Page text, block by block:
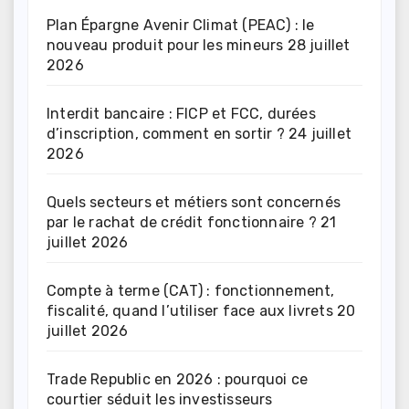
Plan Épargne Avenir Climat (PEAC) : le
nouveau produit pour les mineurs 28 juillet
2026
Interdit bancaire : FICP et FCC, durées
d’inscription, comment en sortir ? 24 juillet
2026
Quels secteurs et métiers sont concernés
par le rachat de crédit fonctionnaire ? 21
juillet 2026
Compte à terme (CAT) : fonctionnement,
fiscalité, quand l’utiliser face aux livrets 20
juillet 2026
Trade Republic en 2026 : pourquoi ce
courtier séduit les investisseurs